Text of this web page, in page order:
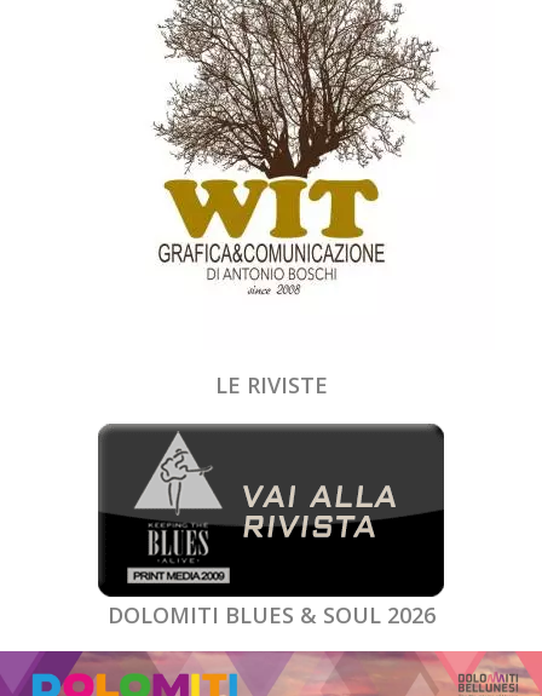
LE RIVISTE
DOLOMITI BLUES & SOUL 2026